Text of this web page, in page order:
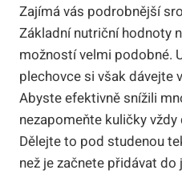
Zajímá vás podrobnější
Základní nutriční hodnoty
možností velmi podobné.
plechovce si však dávejte
Abyste efektivně snížili
nezapomeňte kuličky
Dělejte to pod studenou
než je začnete přidávat do